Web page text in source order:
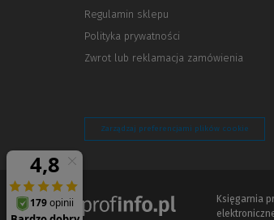
Regulamin sklepu
Polityka prywatności
innej
Zwrot lub reklamacja zamówienia
Zarządzaj preferencjami plików cookie
Księgarnia